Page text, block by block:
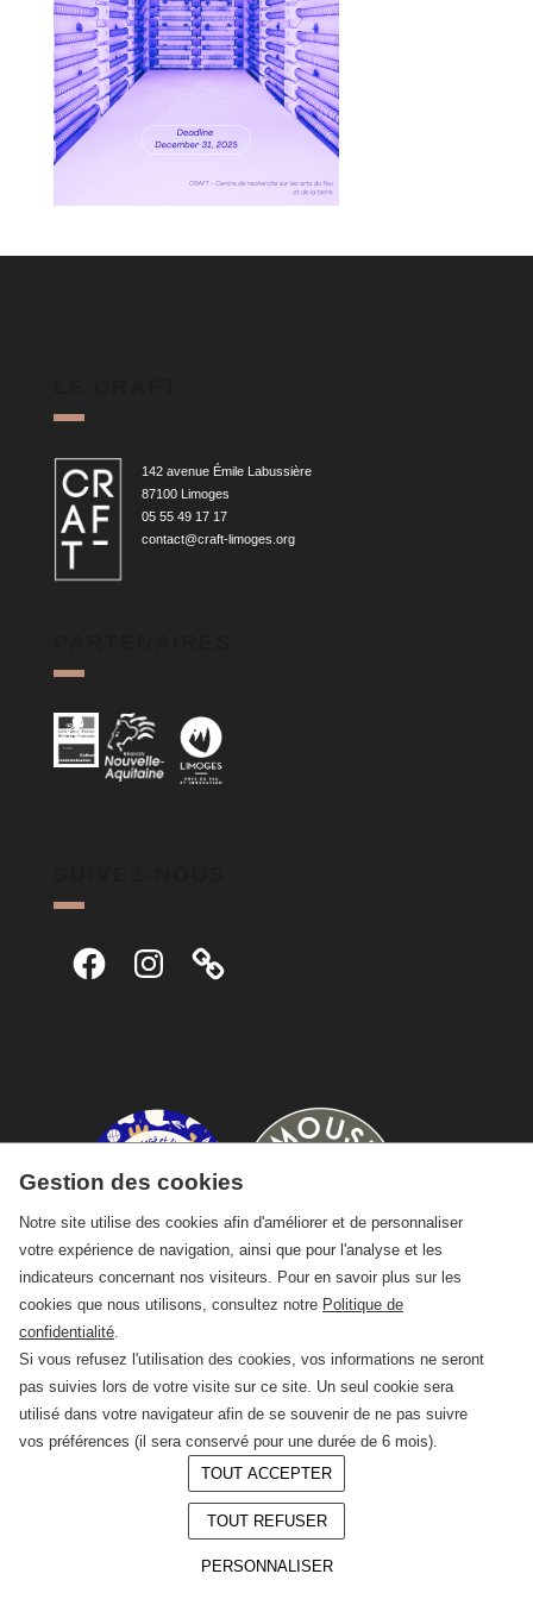
142 avenue Émile Labussière
87100 Limoges
05 55 49 17 17
contact@craft-limoges.org
FacebookInstagram
© 2026 —CRAFT Limoges
Politique de confidentialité
Gestion des cookies
Notre site utilise des cookies afin d'améliorer et de personnaliser
votre expérience de navigation, ainsi que pour l'analyse et les
indicateurs concernant nos visiteurs. Pour en savoir plus sur les
cookies que nous utilisons, consultez notre Politique de
confidentialité
Si vous refusez l'utilisation des cookies, vos informations ne seront
pas suivies lors de votre visite sur ce site. Un seul cookie sera
utilisé dans votre navigateur afin de se souvenir de ne pas suivre
vos préférences (il sera conservé pour une durée de 6 mois).
TOUT ACCEPTER
TOUT REFUSER
PERSONNALISER